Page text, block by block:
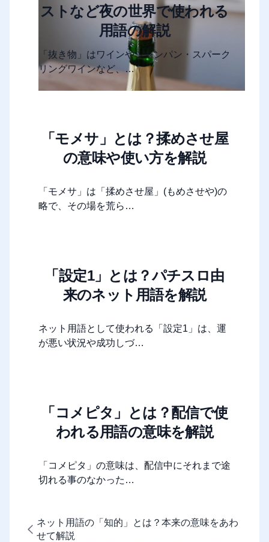
ストなど夜の世界で使われる
用語の解説
「抜き物」はワインやシャンパン・スパーク
リングワインなど、…
「モメサ」とは？揉めさせ屋
の意味や使い方を解説
「モメサ」は「揉めさせ屋」(もめさせや)の
略で、その場を荒ら…
「設定1」とは？パチスロ由
来のネット用語を解説
ネット用語として使われる「設定1」は、運
が悪い状況や成功しづ…
「コメピタ」とは？配信で使
われる用語の意味を解説
「コメピタ」の意味は、配信中にそれまで途
切れる事のなかった…
ネット用語の「知的」とは？本来の意味をあわ
せて解説